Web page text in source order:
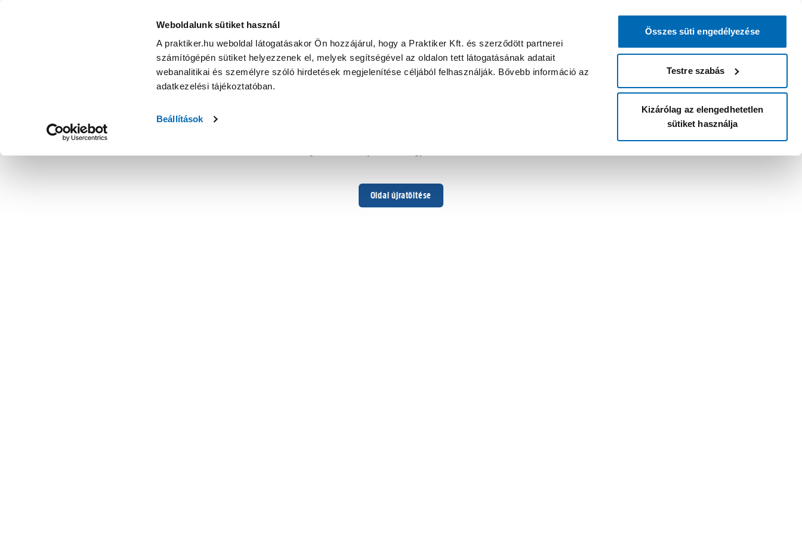
Weboldalunk sütiket használ
A praktiker.hu weboldal látogatásakor Ön hozzájárul, hogy a Praktiker Kft. és szerződött partnerei
számítógépén sütiket helyezzenek el, melyek segítségével az oldalon tett látogatásának adatait
webanalitikai és személyre szóló hirdetések megjelenítése céljából felhasználják. Bővebb információ az
adatkezelési tájékoztatóban.
Beállítások
Összes süti engedélyezése
Testre szabás
Kizárólag az elengedhetetlen
sütiket használja
Oldal újratöltése